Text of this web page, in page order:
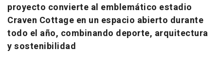
proyecto convierte al emblemático estadio
Craven Cottage en un espacio abierto durante
todo el año, combinando deporte, arquitectura
y sostenibilidad